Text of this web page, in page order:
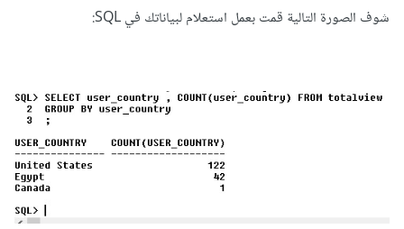
شوف الصورة التالية قمت بعمل استعلام لبياناتك في SQL: